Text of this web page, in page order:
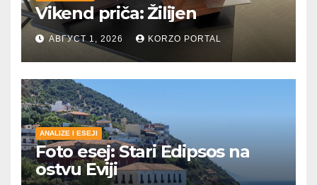
Vikend priča: Žilijen
АВГУСТ 1, 2026 KORZO PORTAL
ANALIZE I ESEJI
Foto esej: Stari Edipsos na
ostvu Eviji